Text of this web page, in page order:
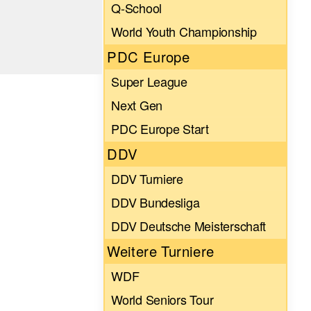
Q-School
World Youth Championship
PDC Europe
Super League
Next Gen
PDC Europe Start
DDV
DDV Turniere
DDV Bundesliga
DDV Deutsche Meisterschaft
Weitere Turniere
WDF
World Seniors Tour